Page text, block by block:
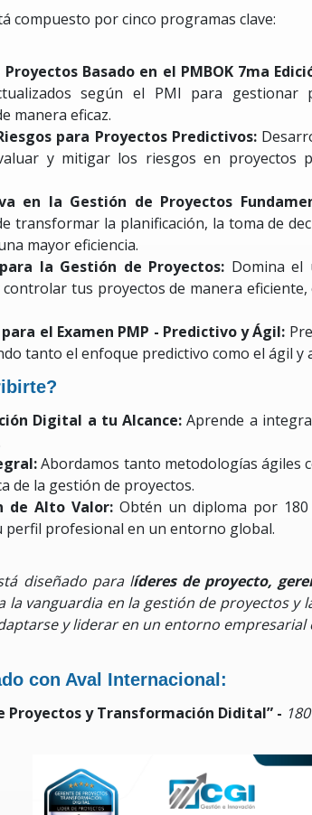
compuesto por cinco programas clave:
Basado en el PMBOK 7ma
según el PMI para gestionar
manera eficaz.
para Proyectos Predictivos:
y mitigar los riesgos en proyectos
en la Gestión de Proyectos
transformar la planificación, la toma de
mayor eficiencia.
la Gestión de Proyectos: Domina el
tus proyectos de manera
el Examen PMP - Predictivo y Ágil:
tanto el enfoque predictivo como el ágil y
Digital a tu Alcance:Aprende a
Abordamos tanto metodologías ágiles
de la gestión de proyectos.
de Alto Valor: Obtén un diploma por
perfil profesional en un entorno global.
diseñado para líderes de proyecto,
la vanguardia en la gestión de proyectos
y liderar en un entorno
con Aval Internacional:
Proyectos y Transformación Didital” -